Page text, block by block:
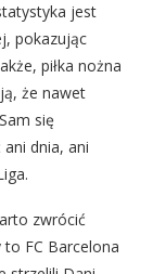
jest
pokazując
piłka nożna
że nawet
się
dnia, ani
zwrócić
FC Barcelona